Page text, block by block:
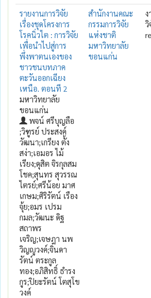
รายงานการวิจัย
เรื่องชุดโครงการ
โรคนิ่วไต : การวิจัย
เพื่อนำไปสู่การ
พึ่งพาตนเองของ
ชาวชนบทภาค
ตะวันออกเฉียง
เหนือ. ตอนที 2
มหาวิทยาลัย
ขอนแก่น
พจน์ ศรีบุญลือ
;วิฑูรย์ ประสงค์
วัฒนา;เกรียง ตั้ง
สง่า;เอมอร ไม้
เรียง;ดุสิต จิรกุลสม
โชค;สุนทร สุวรรณ
ไตรย์;ศรีน้อย มาศ
เกษม;ศิริรัตน์ เรือง
จุ้ย;อมร เปรม
กมล;วัฒนะ ดิฐ
สถาพร
เจริญ;เจษฎา นพ
วิญญูวงค์;จินดา
รัตน์ ตระกูล
ทอง;อภิสิทธิ์ ธำรง
กูร;ปิยะรัตน์ โตสุโข
วงค์
สำนักงานคณะ
กรรมการวิจัย
แห่งชาติ
มหาวิทยาลัย
ขอนแก่น
ง
วิ